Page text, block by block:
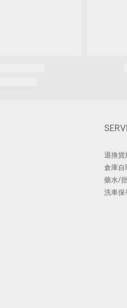
退換貨
倉庫自
藥水/
洗車保